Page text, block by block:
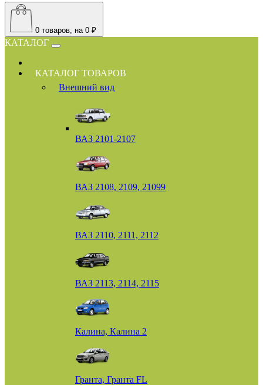
0 товаров, на 0 ₽
КАТАЛОГ
КАТАЛОГ ТОВАРОВ
Внешний вид
ВАЗ 2101-2107
ВАЗ 2108, 2109, 21099
ВАЗ 2110, 2111, 2112
ВАЗ 2113, 2114, 2115
Калина, Калина 2
Гранта, Гранта FL